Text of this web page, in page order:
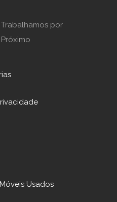
Trabalhamos por
Usados